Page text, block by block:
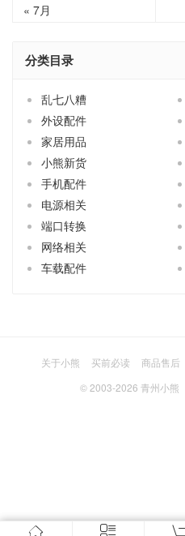
« 7月
分类目录
乱七八糟
外设配件
家居用品
小熊新货
手机配件
电源相关
端口转换
网络相关
车载配件
关于小熊 买前必读 商品售后
© 2003-2026 青州小熊